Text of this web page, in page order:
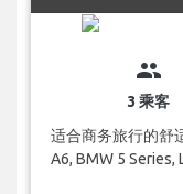
group
3 乘客
适合商务旅行的舒
A6, BMW 5 Series,